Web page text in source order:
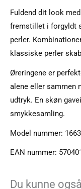
Fuldend dit look
fremstillet i forgyldt
perler.
klassiske perler
Øreringene er
alene eller sammen
udtryk. En skøn
smykkesamling.
Model nummer:
EAN nummer:
Du kunne